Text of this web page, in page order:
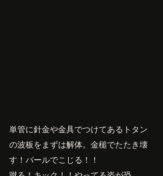
単管に針金や金具でつけてあるトタン
の波板をまずは解体。金槌でたたき壊
す！バールでこじる！！